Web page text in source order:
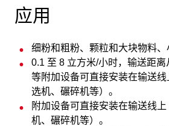
应用
细粉和粗粉、颗粒和大块物料、
0.1 至 8 立方米/小时，输送距
等附加设备可直接安装在输送
选机、碾碎机等）。
附加设备可直接安装在输送线
机、碾碎机等）。